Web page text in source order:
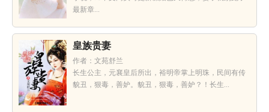
最新章...
皇族贵妻
作者：文苑舒兰
长生公主，元襄皇后所出，裕明帝掌上明珠，民间有传
貌丑，狠毒，善妒。貌丑，狠毒，善妒？！长生...